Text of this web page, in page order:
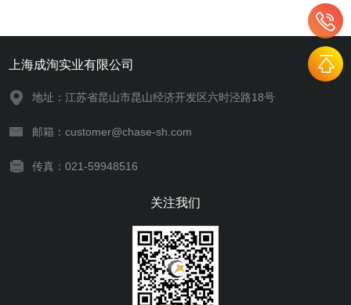
上海成洵实业有限公司
地址：江苏省昆山市昆山经济开发区六时泾路18号
邮箱：customer@chase-sh.com
传真：021-59948516
关注我们